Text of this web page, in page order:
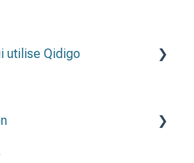
utilise Qidigo